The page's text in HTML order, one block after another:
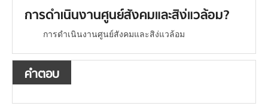
การดำเนินงานศูนย์สังคมและสิง่แวล้อม?
การดำเนินงานศูนย์สังคมและสิง่แวล้อม
คำตอบ